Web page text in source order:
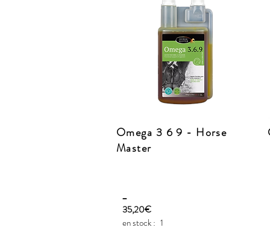
Omega 3 6 9 - Horse
Master
_
35,20€
en stock : 1